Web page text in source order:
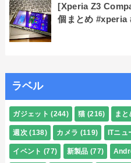
[Xperia Z3
個まとめ #xperia
ラベル
ガジェット (244) 猫 (216) まと
週次 (138) カメラ (119) ITニュ
イベント (77) 新製品 (77)